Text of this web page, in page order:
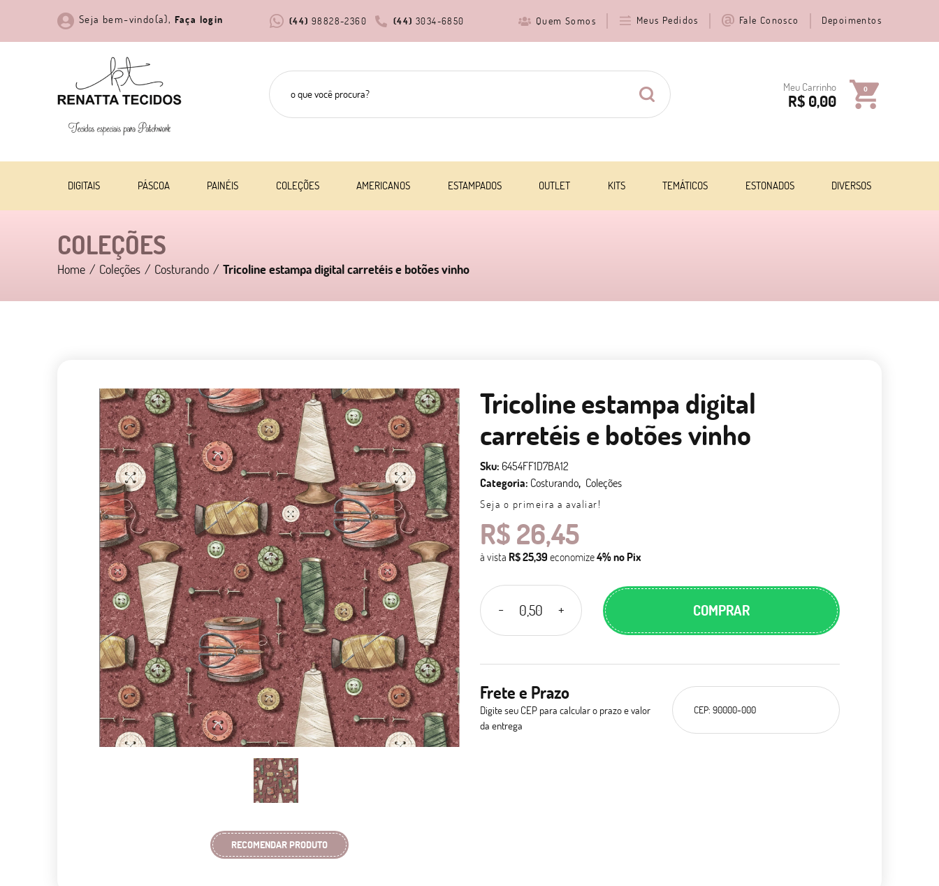
Seja bem-vindo(a), Faça login (44) 3034-6850
(44) 98828-2360 Quem Somos Meus Pedidos Fale Conosco Depoimentos
Meu Carrinho 0
R$ 0,00
DIGITAIS PÁSCOA PAINÉIS COLEÇÕES AMERICANOS ESTAMPADOS OUTLET KITS TEMÁTICOS ESTONADOS DIVERSOS
COLEÇÕES
Home Coleções Costurando Tricoline estampa digital carretéis e botões vinho
RECOMENDAR PRODUTO
Tricoline estampa digital
carretéis e botões vinho
Sku: 6454FF1D7BA12
Categoria: Costurando Coleções
Seja o primeira a avaliar!
R$ 26,45
à vista R$ 25,39 economize4%no Pix
COMPRAR
Frete e Prazo
Digite seu CEP para calcular o prazo e valor
da entrega